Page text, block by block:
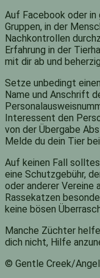
Auf Facebook oder
Gruppen, in der
Nachkontrollen
Erfahrung in der
mit dir ab und
Setze unbedingt
Name und Anschrift
Interessent den
von der Übergabe
Melde du dein Tier
Auf keinen Fall
eine Schutzgebühr,
oder anderer Vereine
Rassekatzen
keine bösen
Manche Züchter
dich nicht, Hilfe
© Gentle Creek/